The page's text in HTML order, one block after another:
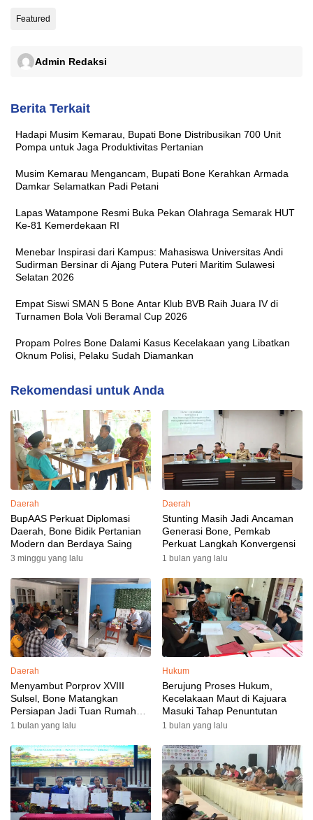
Featured
Admin Redaksi
Berita Terkait
Hadapi Musim Kemarau, Bupati Bone Distribusikan 700 Unit
Pompa untuk Jaga Produktivitas Pertanian
Musim Kemarau Mengancam, Bupati Bone Kerahkan Armada
Damkar Selamatkan Padi Petani
Lapas Watampone Resmi Buka Pekan Olahraga Semarak HUT
Ke-81 Kemerdekaan RI
Menebar Inspirasi dari Kampus: Mahasiswa Universitas Andi
Sudirman Bersinar di Ajang Putera Puteri Maritim Sulawesi
Selatan 2026
Empat Siswi SMAN 5 Bone Antar Klub BVB Raih Juara IV di
Turnamen Bola Voli Beramal Cup 2026
Propam Polres Bone Dalami Kasus Kecelakaan yang Libatkan
Oknum Polisi, Pelaku Sudah Diamankan
Rekomendasi untuk Anda
Daerah
BupAAS Perkuat Diplomasi
Daerah, Bone Bidik Pertanian
Modern dan Berdaya Saing
3 minggu yang lalu
Daerah
Stunting Masih Jadi Ancaman
Generasi Bone, Pemkab
Perkuat Langkah Konvergensi
1 bulan yang lalu
Daerah
Menyambut Porprov XVIII
Sulsel, Bone Matangkan
Persiapan Jadi Tuan Rumah
yang Berkesan: Wakil Bupati
Targetkan Venue dan
Akomodasi Rampung
1 bulan yang lalu
Hukum
Berujung Proses Hukum,
Kecelakaan Maut di Kajuara
Masuki Tahap Penuntutan
1 bulan yang lalu